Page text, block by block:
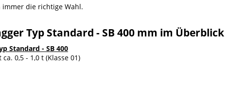
die richtige Wahl.
Typ Standard - SB 400 mm im Überblick
Standard - SB 400
0,5 - 1,0 t (Klasse 01)